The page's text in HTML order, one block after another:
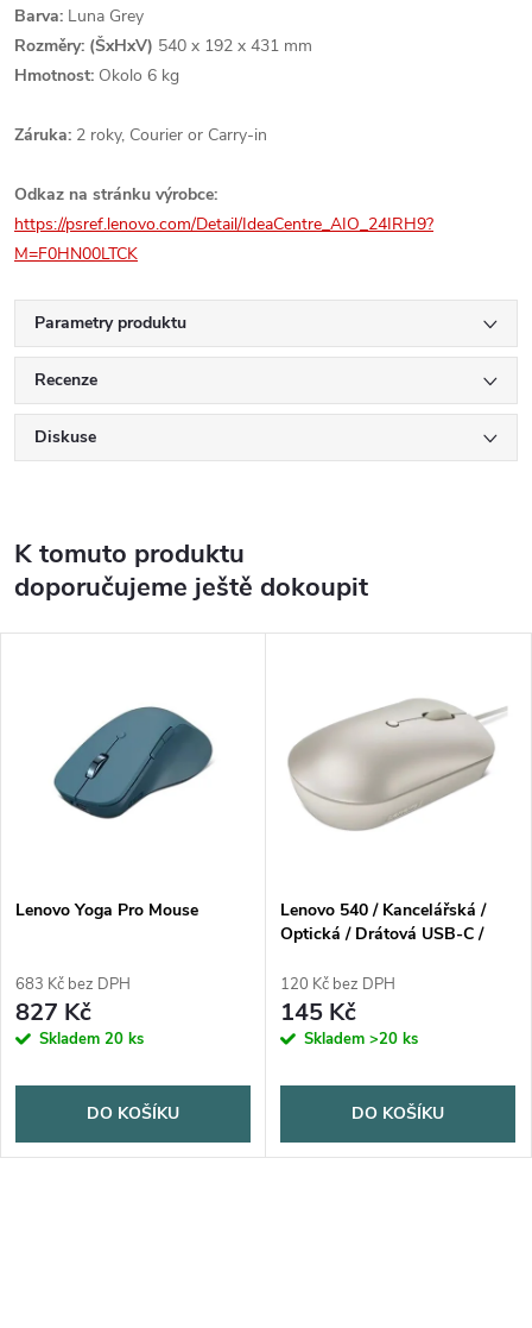
Barva: Luna Grey
Rozměry: (ŠxHxV) 540 x 192 x 431 mm
Hmotnost: Okolo 6 kg
Záruka: 2 roky, Courier or Carry-in
Odkaz na stránku výrobce:
https://psref.lenovo.com/Detail/IdeaCentre_AIO_24IRH9?
M=F0HN00LTCK
Parametry produktu
Recenze
Diskuse
K tomuto produktu
doporučujeme ještě dokoupit
Lenovo Yoga Pro Mouse
683 Kč bez DPH
827 Kč
Skladem 20 ks
DO KOŠÍKU
Lenovo 540 / Kancelářská /
Optická / Drátová USB-C /
120 Kč bez DPH
145 Kč
Skladem >20 ks
DO KOŠÍKU